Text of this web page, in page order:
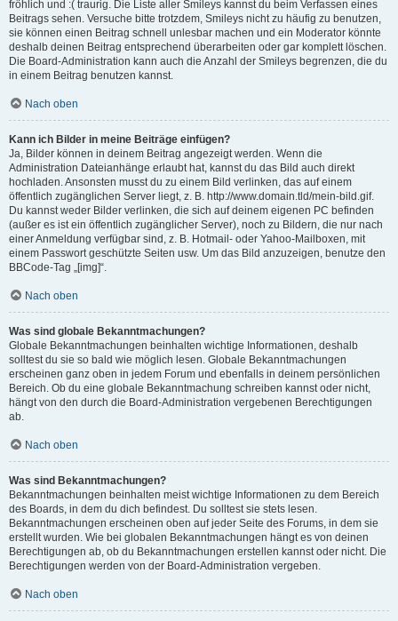
fröhlich und :( traurig. Die Liste aller Smileys kannst du beim Verfassen eines
Beitrags sehen. Versuche bitte trotzdem, Smileys nicht zu häufig zu benutzen,
sie können einen Beitrag schnell unlesbar machen und ein Moderator könnte
deshalb deinen Beitrag entsprechend überarbeiten oder gar komplett löschen.
Die Board-Administration kann auch die Anzahl der Smileys begrenzen, die du
in einem Beitrag benutzen kannst.
Nach oben
Kann ich Bilder in meine Beiträge einfügen?
Ja, Bilder können in deinem Beitrag angezeigt werden. Wenn die
Administration Dateianhänge erlaubt hat, kannst du das Bild auch direkt
hochladen. Ansonsten musst du zu einem Bild verlinken, das auf einem
öffentlich zugänglichen Server liegt, z. B. http://www.domain.tld/mein-bild.gif.
Du kannst weder Bilder verlinken, die sich auf deinem eigenen PC befinden
(außer es ist ein öffentlich zugänglicher Server), noch zu Bildern, die nur nach
einer Anmeldung verfügbar sind, z. B. Hotmail- oder Yahoo-Mailboxen, mit
einem Passwort geschützte Seiten usw. Um das Bild anzuzeigen, benutze den
BBCode-Tag „[img]“.
Nach oben
Was sind globale Bekanntmachungen?
Globale Bekanntmachungen beinhalten wichtige Informationen, deshalb
solltest du sie so bald wie möglich lesen. Globale Bekanntmachungen
erscheinen ganz oben in jedem Forum und ebenfalls in deinem persönlichen
Bereich. Ob du eine globale Bekanntmachung schreiben kannst oder nicht,
hängt von den durch die Board-Administration vergebenen Berechtigungen
ab.
Nach oben
Was sind Bekanntmachungen?
Bekanntmachungen beinhalten meist wichtige Informationen zu dem Bereich
des Boards, in dem du dich befindest. Du solltest sie stets lesen.
Bekanntmachungen erscheinen oben auf jeder Seite des Forums, in dem sie
erstellt wurden. Wie bei globalen Bekanntmachungen hängt es von deinen
Berechtigungen ab, ob du Bekanntmachungen erstellen kannst oder nicht. Die
Berechtigungen werden von der Board-Administration vergeben.
Nach oben